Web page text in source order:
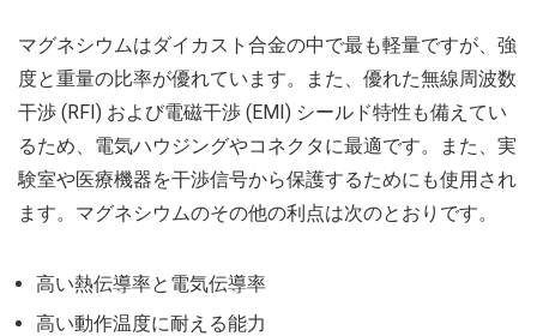
マグネシウムはダイカスト合金の中で最も軽量ですが、強
度と重量の比率が優れています。また、優れた無線周波数
干渉 (RFI) および電磁干渉 (EMI) シールド特性も備えてい
るため、電気ハウジングやコネクタに最適です。また、実
験室や医療機器を干渉信号から保護するためにも使用され
ます。マグネシウムのその他の利点は次のとおりです。
高い熱伝導率と電気伝導率
高い動作温度に耐える能力